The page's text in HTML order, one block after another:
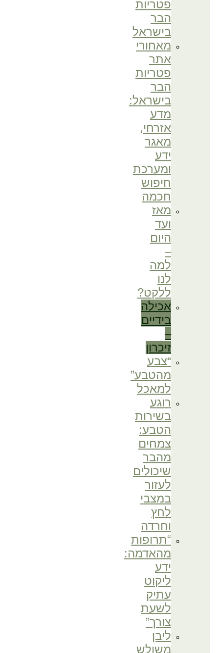
פטריות
הבר
בישראל
מאחורי
אתר
פטריות
הבר
בישראל:
מדע
אזרחי,
מאגר
ידע
ומערכת
חיפוש
חכמה
מאז
ועד
היום
–
למה
לנו
ללקט?
אכילה
בידיים
–
זיכרון
“צבע
מהטבע”
למאכל
רוגע
בשירות
הטבע:
צמחים
מהבר
שיכולים
לעזור
במצבי
לחץ
וחרדה
“תרופות
מהאדמה:
ידע
ליקוט
עתיק
לשעת
צורך”
ליבן
משולש